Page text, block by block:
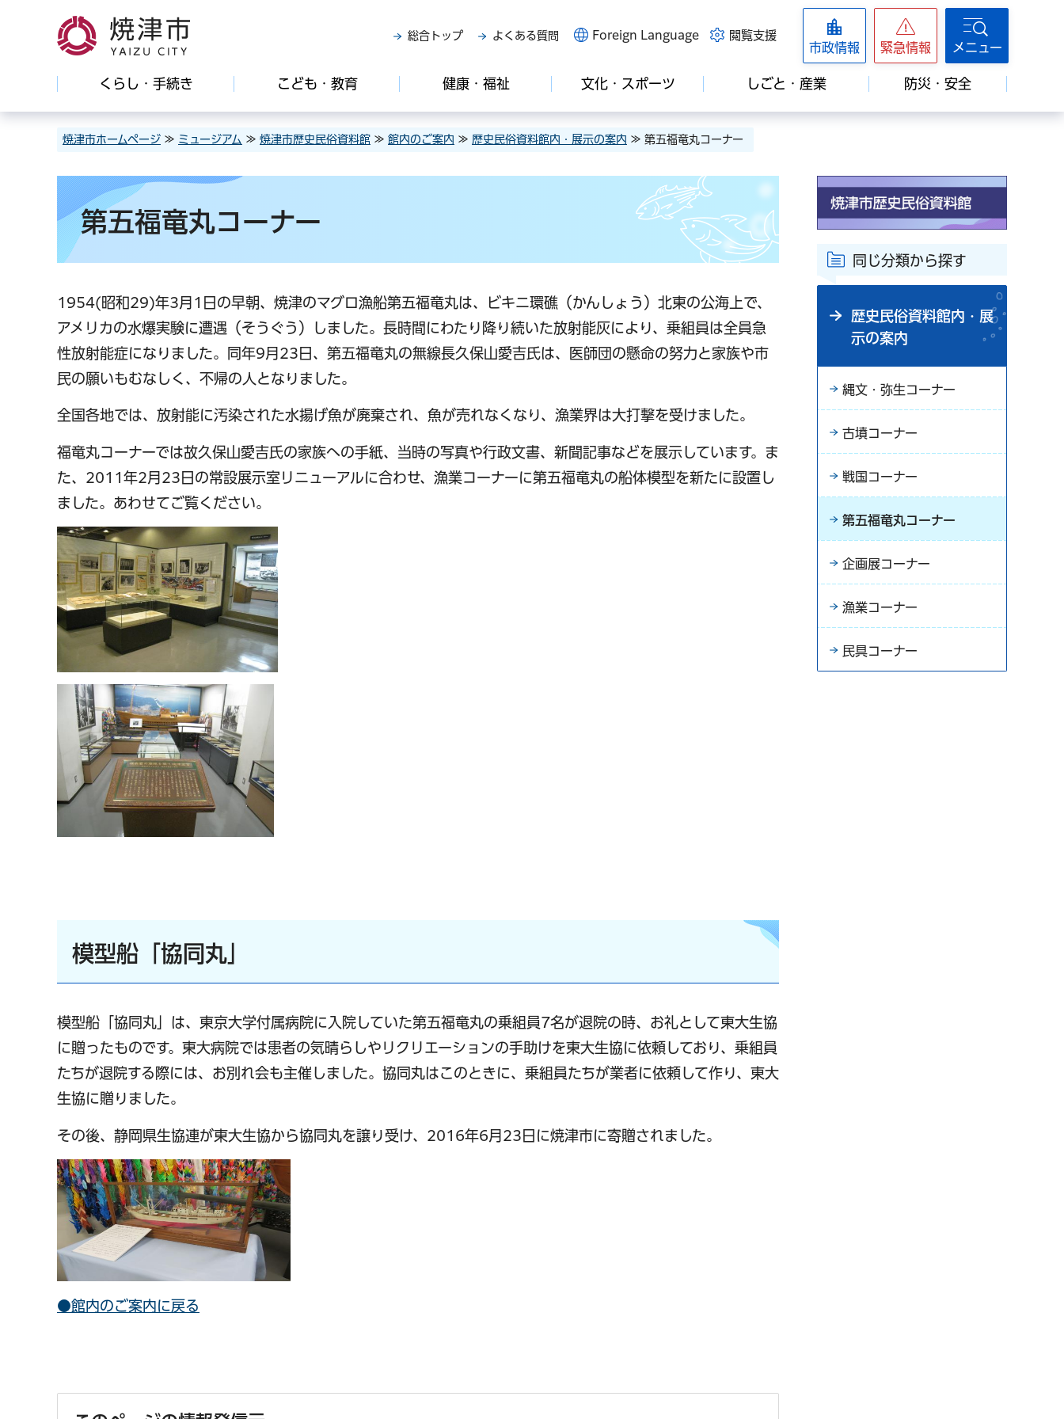
焼津市
総合トップ よくある質問 Foreign Language 閲覧支援
市政情報 緊急情報 メニュー
くらし・手続き こども・教育 健康・福祉 文化・スポーツ しごと・産業 防災・安全
焼津市ホームページ ≫ ミュージアム ≫ 焼津市歴史民俗資料館 ≫ 館内のご案内 ≫ 歴史民俗資料館内・展示の案内 ≫ 第五福竜丸コーナー
第五福竜丸コーナー
1954(昭和29)年3月1日の早朝、焼津のマグロ漁船第五福竜丸は、ビキニ環礁（かんしょう）北東の公海上で、
アメリカの水爆実験に遭遇（そうぐう）しました。長時間にわたり降り続いた放射能灰により、乗組員は全員急
性放射能症になりました。同年9月23日、第五福竜丸の無線長久保山愛吉氏は、医師団の懸命の努力と家族や市
民の願いもむなしく、不帰の人となりました。
全国各地では、放射能に汚染された水揚げ魚が廃棄され、魚が売れなくなり、漁業界は大打撃を受けました。
福竜丸コーナーでは故久保山愛吉氏の家族への手紙、当時の写真や行政文書、新聞記事などを展示しています。ま
た、2011年2月23日の常設展示室リニューアルに合わせ、漁業コーナーに第五福竜丸の船体模型を新たに設置し
ました。あわせてご覧ください。
模型船「協同丸」
模型船「協同丸」は、東京大学付属病院に入院していた第五福竜丸の乗組員7名が退院の時、お礼として東大生協
に贈ったものです。東大病院では患者の気晴らしやリクリエーションの手助けを東大生協に依頼しており、乗組員
たちが退院する際には、お別れ会も主催しました。協同丸はこのときに、乗組員たちが業者に依頼して作り、東大
生協に贈りました。
その後、静岡県生協連が東大生協から協同丸を譲り受け、2016年6月23日に焼津市に寄贈されました。
●館内のご案内に戻る
同じ分類から探す
歴史民俗資料館内・展
示の案内
縄文・弥生コーナー
古墳コーナー
戦国コーナー
第五福竜丸コーナー
企画展コーナー
漁業コーナー
民具コーナー